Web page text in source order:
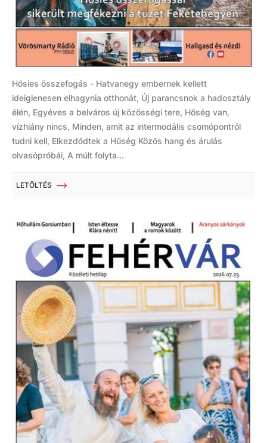
Hősies összefogás - Hatvanegy embernek kellett
ideiglenesen elhagynia otthonát, Új parancsnok a hadosztály
élén, Egyéves a belváros új közösségi tere, Hőség van,
vízhiány nincs, Minden, amit az intermodális csomópontról
tudni kell, Elkezdődtek a Hűség Közös hang és árulás
olvasópróbái, A múlt folyta...
LETÖLTÉS